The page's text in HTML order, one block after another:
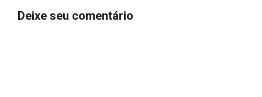
Deixe seu comentário